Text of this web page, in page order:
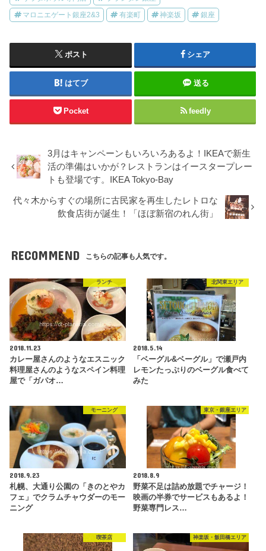
マロニエゲート銀座2&3 有楽町 神楽坂 銀座
ポスト シェア
はてブ 送る
Pocket feedly
3月はキャンペーンもいろいろあるよ！IKEAで新生
活の準備はいかが？レストランはイースタープレー
トも登場です。IKEA Tokyo-Bay
代々木からすぐの場所に古民家を再生したレトロな
飲食店街が誕生！「ほぼ新宿のれん街」
RECOMMEND こちらの記事も人気です。
ランチ
2018.11.23
カレー屋さんのようなエスニック
料理屋さんのようなスペイン料理
屋で「ガパオ…
北関東エリア
2018.5.14
「ベーグル&ベーグル」で瀬戸内
レモンたっぷりのベーグル食べて
みた
モーニング
2018.9.23
札幌、大通り公園の「きのとやカ
フェ」でクラムチャウダーのモー
ニング
東京・銀座エリア
2018.8.9
野菜不足は詰め放題でチャージ！
映画の半券でサービスもあるよ！
野菜専門レス…
喫茶店 神楽坂・飯田橋エリア